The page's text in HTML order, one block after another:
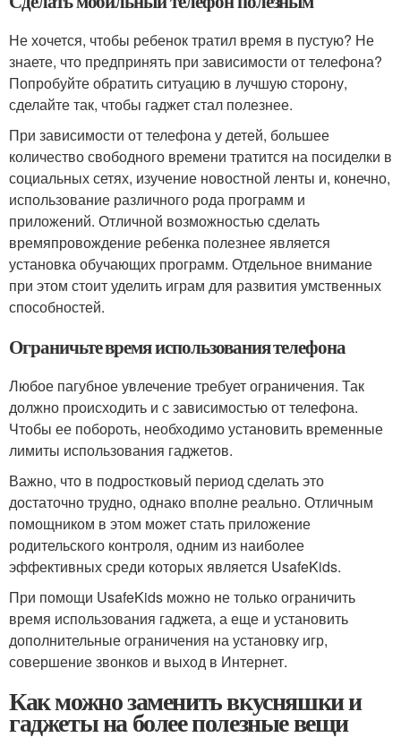
Не хочется, чтобы ребенок тратил время в пустую? Не
знаете, что предпринять при зависимости от телефона?
Попробуйте обратить ситуацию в лучшую сторону,
сделайте так, чтобы гаджет стал полезнее.
При зависимости от телефона у детей, большее
количество свободного времени тратится на посиделки в
социальных сетях, изучение новостной ленты и, конечно,
использование различного рода программ и
приложений. Отличной возможностью сделать
времяпровождение ребенка полезнее является
установка обучающих программ. Отдельное внимание
при этом стоит уделить играм для развития умственных
способностей.
Ограничьте время использования телефона
Любое пагубное увлечение требует ограничения. Так
должно происходить и с зависимостью от телефона.
Чтобы ее побороть, необходимо установить временные
лимиты использования гаджетов.
Важно, что в подростковый период сделать это
достаточно трудно, однако вполне реально. Отличным
помощником в этом может стать приложение
родительского контроля, одним из наиболее
эффективных среди которых является UsafeKids.
При помощи UsafeKids можно не только ограничить
время использования гаджета, а еще и установить
дополнительные ограничения на установку игр,
совершение звонков и выход в Интернет.
Как можно заменить вкусняшки и
гаджеты на более полезные вещи